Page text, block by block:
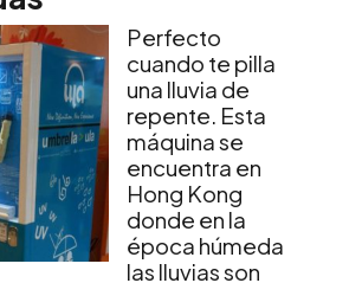
Perfecto
cuando te pilla
una lluvia de
repente. Esta
máquina se
encuentra en
Hong Kong
donde en la
época húmeda
las lluvias son